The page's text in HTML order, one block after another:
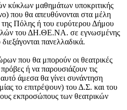
κύκλων μαθημάτων υποκριτικής
που θα απευθύνονται στα μέλη
Πόλης ή του ευρύτερου Δήμου
του ΔΗ.ΘΕ.ΝΑ. σε εγνωσμένης
πανελλαδικά.
που θα μπορούν οι θεατρικές
ή να παρουσιάζουν τις
άμεσα θα γίνει συνάντηση
το επιτρέψουν) του Δ.Σ. και του
εκπροσώπους των θεατρικών